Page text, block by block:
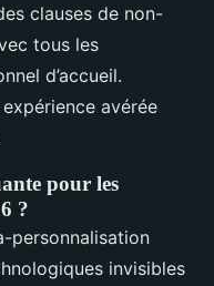
clauses de non-
tous les
d’accueil.
avérée
pour les
?
personnalisation
invisibles